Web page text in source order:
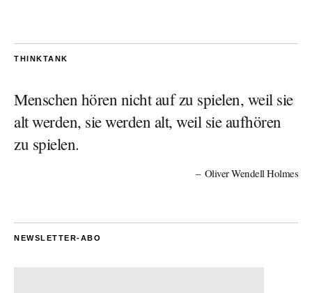
THINKTANK
Menschen hören nicht auf zu spielen, weil sie
alt werden, sie werden alt, weil sie aufhören
zu spielen.
Oliver Wendell Holmes
NEWSLETTER-ABO